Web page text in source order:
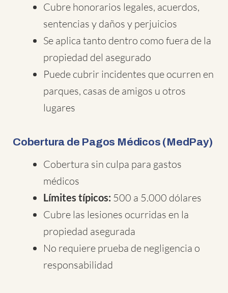
Cubre honorarios legales, acuerdos,
sentencias y daños y perjuicios
Se aplica tanto dentro como fuera de la
propiedad del asegurado
Puede cubrir incidentes que ocurren en
parques, casas de amigos u otros
lugares
Cobertura de Pagos Médicos (MedPay)
Cobertura sin culpa para gastos
médicos
Límites típicos: 500 a 5.000 dólares
Cubre las lesiones ocurridas en la
propiedad asegurada
No requiere prueba de negligencia o
responsabilidad